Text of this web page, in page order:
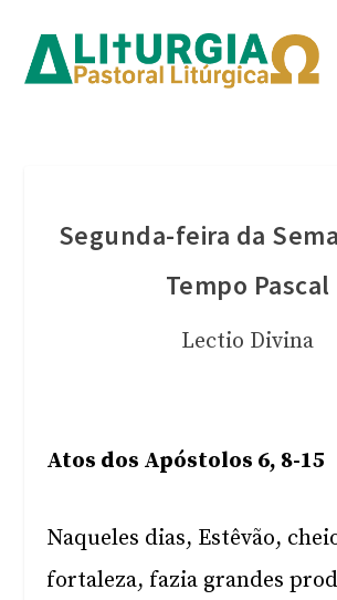
Segunda-feira da
Tempo Pascal
Lectio Divina
Atos dos Apóstolos 6, 8-15
Naqueles dias, Estêvão,
fortaleza, fazia grandes